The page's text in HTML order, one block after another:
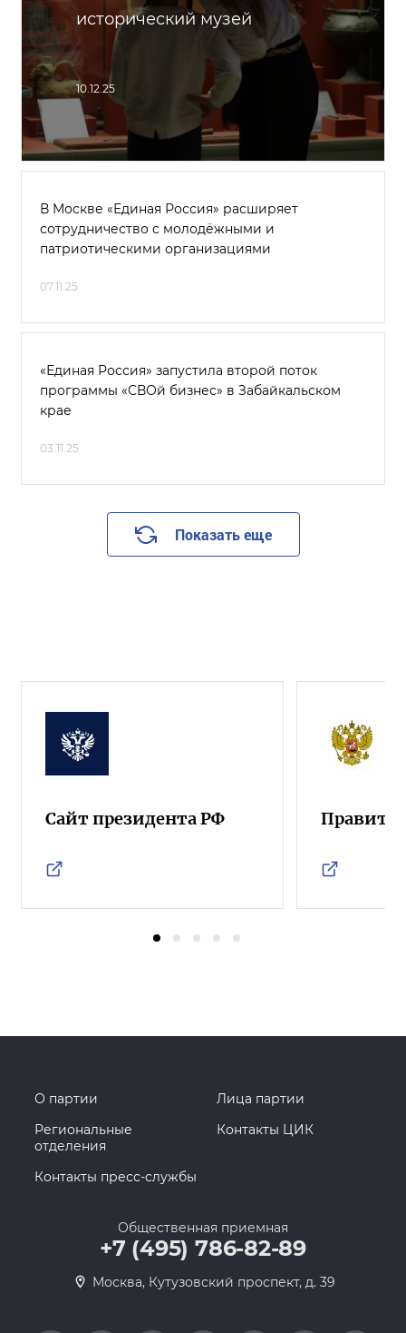
исторический музей
10.12.25
В Москве «Единая Россия» расширяет
сотрудничество с молодёжными и
патриотическими организациями
07.11.25
«Единая Россия» запустила второй поток
программы «СВОй бизнес» в Забайкальском
крае
03.11.25
Показать еще
Сайт президента РФ
О партии
Лица партии
Региональные
отделения
Контакты ЦИК
Контакты пресс-службы
Общественная приемная
+7 (495) 786-82-89
Москва, Кутузовский проспект, д. 39